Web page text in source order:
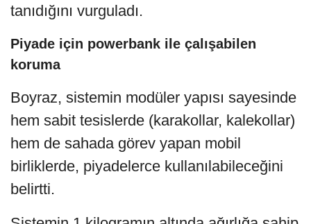
tanıdığını vurguladı.
⁠Piyade için powerbank ile çalışabilen
koruma
Boyraz, sistemin modüler yapısı sayesinde
hem sabit tesislerde (karakollar, kalekollar)
hem de sahada görev yapan mobil
birliklerde, piyadelerce kullanılabileceğini
belirtti.